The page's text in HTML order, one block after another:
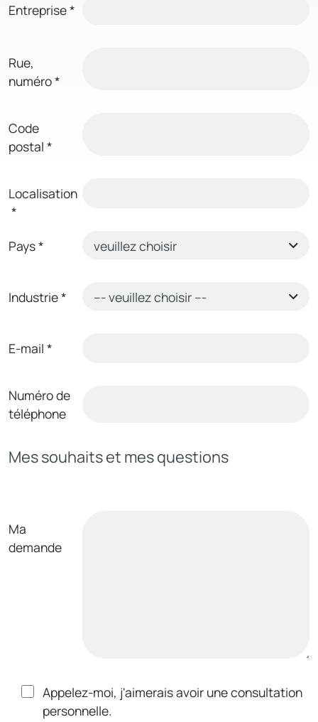
Entreprise*
Rue,
numéro*
Code
postal *
Localisation
*
Pays*
Industrie*
E-mail *
Numéro de
téléphone
Mes souhaits et mes questions
Ma
demande
Appelez-moi, j'aimerais avoir une consultation
personnelle.